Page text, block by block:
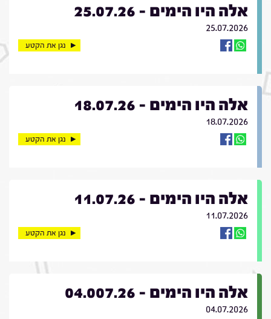
אלה היו הימים - 25.07.26
25.07.2026
נגן את הקטע
אלה היו הימים - 18.07.26
18.07.2026
נגן את הקטע
אלה היו הימים - 11.07.26
11.07.2026
נגן את הקטע
אלה היו הימים - 04.007.26
04.07.2026